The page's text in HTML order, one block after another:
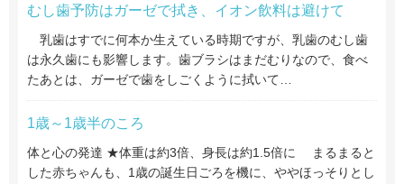
むし歯予防はガーゼで拭き、イオン飲料は避けて
乳歯はすでに何本か生えている時期ですが、乳歯のむし歯
は永久歯にも影響します。歯ブラシはまだむりなので、食べ
たあとは、ガーゼで歯をしごくように拭いて…
1歳～1歳半のころ
体と心の発達 ★体重は約3倍、身長は約1.5倍に まるまると
した赤ちゃんも、1歳の誕生日ごろを機に、ややほっそりとし